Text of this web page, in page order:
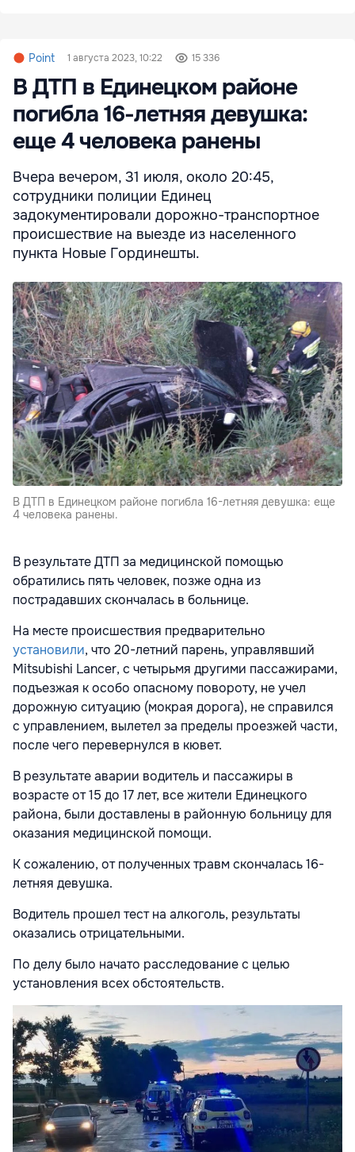
Point 1 августа 2023, 10:22 15 336
В ДТП в Единецком районе
погибла 16-летняя девушка:
еще 4 человека ранены
Вчера вечером, 31 июля, около 20:45,
сотрудники полиции Единец
задокументировали дорожно-транспортное
происшествие на выезде из населенного
пункта Новые Гординешты.
В ДТП в Единецком районе погибла 16-летняя девушка: еще
4 человека ранены.
В результате ДТП за медицинской помощью
обратились пять человек, позже одна из
пострадавших скончалась в больнице.
На месте происшествия предварительно
установили, что 20-летний парень, управлявший
Mitsubishi Lancer, с четырьмя другими пассажирами,
подъезжая к особо опасному повороту, не учел
дорожную ситуацию (мокрая дорога), не справился
с управлением, вылетел за пределы проезжей части,
после чего перевернулся в кювет.
В результате аварии водитель и пассажиры в
возрасте от 15 до 17 лет, все жители Единецкого
района, были доставлены в районную больницу для
оказания медицинской помощи.
К сожалению, от полученных травм скончалась 16-
летняя девушка.
Водитель прошел тест на алкоголь, результаты
оказались отрицательными.
По делу было начато расследование с целью
установления всех обстоятельств.